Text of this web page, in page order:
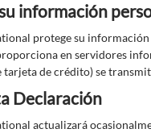
información
protege su información
en servidores
de crédito) se
Declaración
actualizará